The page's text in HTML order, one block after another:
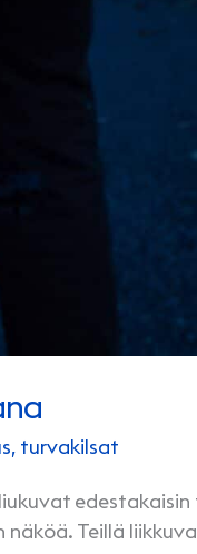
, turvakilsat
edestakaisin
Teillä